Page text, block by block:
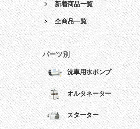
新着商品一覧
全商品一覧
パーツ別
洗車用水ポンプ
オルタネーター
スターター